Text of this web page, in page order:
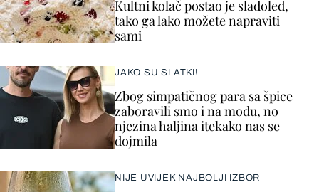
Kultni kolač postao je sladoled,
tako ga lako možete napraviti
sami
JAKO SU SLATKI!
Zbog simpatičnog para sa špice
zaboravili smo i na modu, no
njezina haljina itekako nas se
dojmila
NIJE UVIJEK NAJBOLJI IZBOR